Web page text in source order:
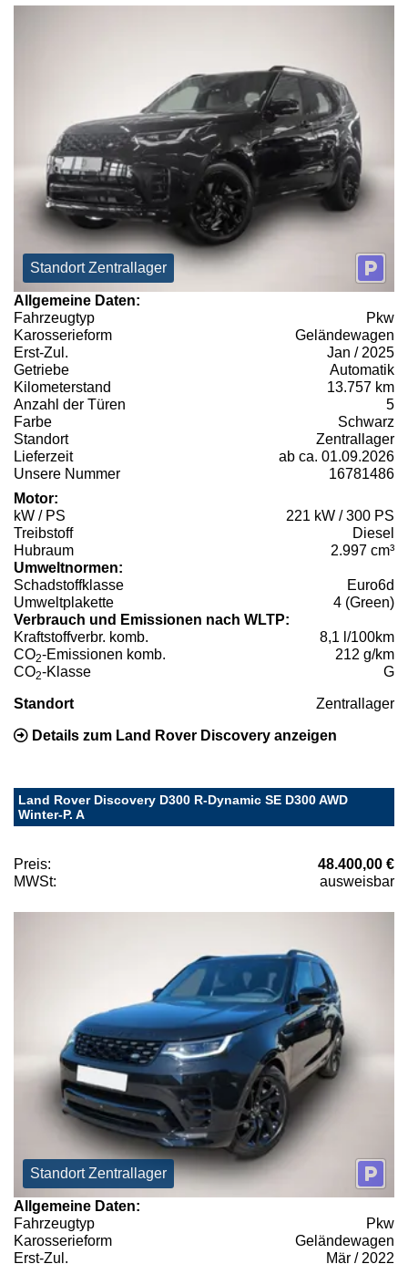
Standort Zentrallager
Allgemeine Daten:
Fahrzeugtyp
Pkw
Karosserieform
Geländewagen
Erst-Zul.
Jan / 2025
Getriebe
Automatik
Kilometerstand
13.757 km
Anzahl der Türen
5
Farbe
Schwarz
Standort
Zentrallager
Lieferzeit
ab ca. 01.09.2026
Unsere Nummer
16781486
Motor:
kW / PS
221 kW / 300 PS
Treibstoff
Diesel
Hubraum
2.997 cm³
Umweltnormen:
Schadstoffklasse
Euro6d
Umweltplakette
4 (Green)
Verbrauch und Emissionen nach WLTP:
Kraftstoffverbr. komb.
8,1 l/100km
CO2-Emissionen komb.
212 g/km
CO2-Klasse G
Standort Zentrallager
Details zum Land Rover Discovery anzeigen
Land Rover Discovery D300 R-Dynamic SE D300 AWD
Winter-P. A
Preis:
48.400,00 €
MWSt:
ausweisbar
Standort Zentrallager
Allgemeine Daten:
Fahrzeugtyp
Pkw
Karosserieform
Geländewagen
Erst-Zul.
Mär / 2022